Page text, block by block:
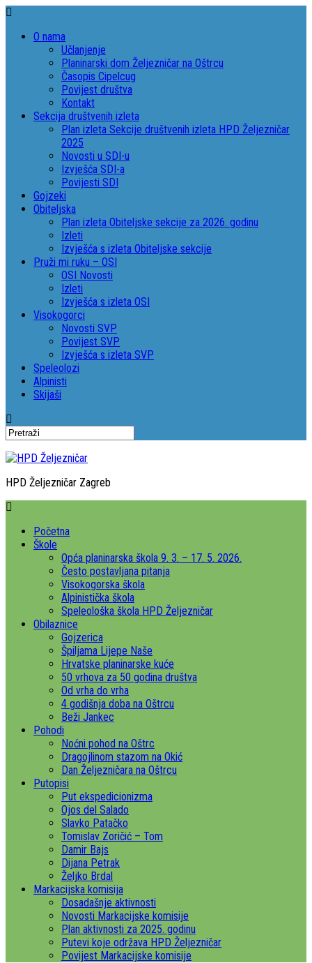
O nama
Učlanjenje
Planinarski dom Željezničar na Oštrcu
Časopis Cipelcug
Povijest društva
Kontakt
Sekcija društvenih izleta
Plan izleta Sekcije društvenih izleta HPD Željezničar
2025
Novosti u SDI-u
Izvješća SDI-a
Povijesti SDI
Gojzeki
Obiteljska
Plan izleta Obiteljske sekcije za 2026. godinu
Izleti
Izvješća s izleta Obiteljske sekcije
Pruži mi ruku – OSI
OSI Novosti
Izleti
Izvješća s izleta OSI
Visokogorci
Novosti SVP
Povijest SVP
Izvješća s izleta SVP
Speleolozi
Alpinisti
Skijaši
HPD Željezničar Zagreb
Početna
Škole
Opća planinarska škola 9. 3. – 17. 5. 2026.
Često postavljana pitanja
Visokogorska škola
Alpinistička škola
Speleološka škola HPD Željezničar
Obilaznice
Gojzerica
Špiljama Lijepe Naše
Hrvatske planinarske kuće
50 vrhova za 50 godina društva
Od vrha do vrha
4 godišnja doba na Oštrcu
Beži Jankec
Pohodi
Noćni pohod na Oštrc
Dragojlinom stazom na Okić
Dan Željezničara na Oštrcu
Putopisi
Put ekspedicionizma
Ojos del Salado
Slavko Patačko
Tomislav Zoričić – Tom
Damir Bajs
Dijana Petrak
Željko Brdal
Markacijska komisija
Dosadašnje aktivnosti
Novosti Markacijske komisije
Plan aktivnosti za 2025. godinu
Putevi koje održava HPD Željezničar
Povijest Markacijske komisije